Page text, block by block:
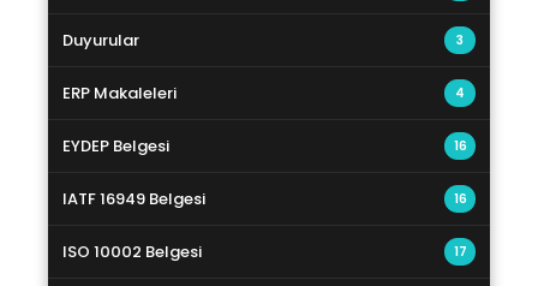
Duyurular 3
ERP Makaleleri 4
EYDEP Belgesi 16
IATF 16949 Belgesi 16
ISO 10002 Belgesi 17